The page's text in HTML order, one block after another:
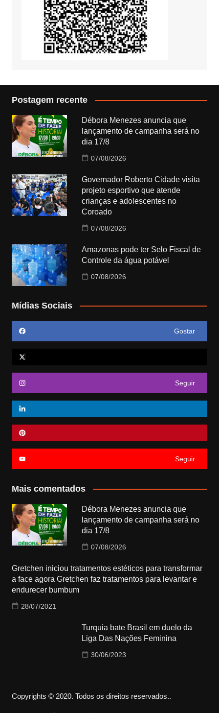
Postagem recente
Débora Menezes anuncia que
lançamento de campanha será no
dia 17/8
07/08/2026
Governador Roberto Cidade visita
projeto esportivo que atende
crianças e adolescentes no
Coroado
07/08/2026
Amazonas pode ter Selo Fiscal de
Controle da água potável
07/08/2026
Mídias Sociais
Gostar
Seguir
Seguir
Mais comentados
Débora Menezes anuncia que
lançamento de campanha será no
dia 17/8
07/08/2026
Gretchen iniciou tratamentos estéticos para transformar
a face agora Gretchen faz tratamentos para levantar e
endurecer bumbum
28/07/2021
Turquia bate Brasil em duelo da
Liga Das Nações Feminina
30/06/2023
Copyrights © 2020. Todos os direitos reservados..